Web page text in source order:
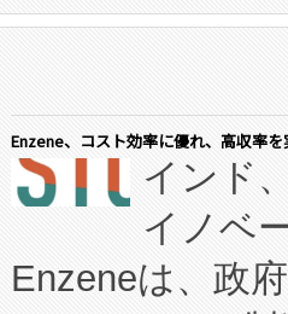
Enzene、コスト効率に優れ、高収率
インド
イノベ
Enzeneは、政